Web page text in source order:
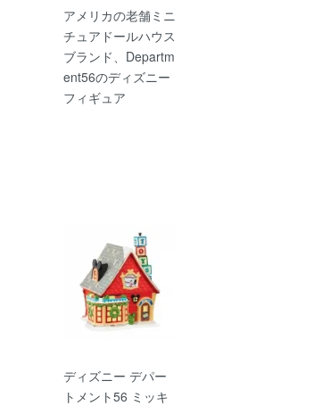
アメリカの老舗ミニ
チュアドールハウス
ブランド、Departm
ent56のディズニー
フィギュア
ディズニー デパー
トメント56 ミッキ